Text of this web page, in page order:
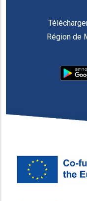
Région de